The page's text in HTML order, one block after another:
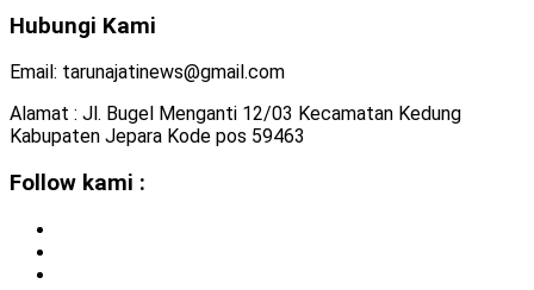
Hubungi Kami
Email: tarunajatinews@gmail.com
Alamat : Jl. Bugel Menganti 12/03 Kecamatan Kedung
Kabupaten Jepara Kode pos 59463
Follow kami :